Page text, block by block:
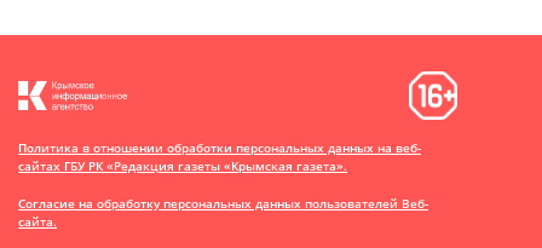
Политика в отношении обработки персональных данных на веб-
сайтах ГБУ РК «Редакция газеты «Крымская газета».
Согласие на обработку персональных данных пользователей Веб-
сайта.